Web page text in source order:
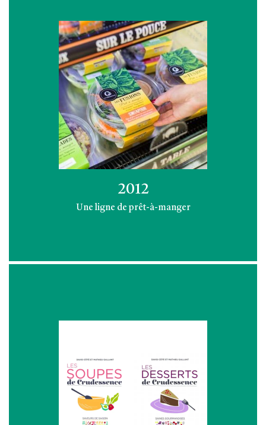
2012
Une ligne de prêt-à-manger